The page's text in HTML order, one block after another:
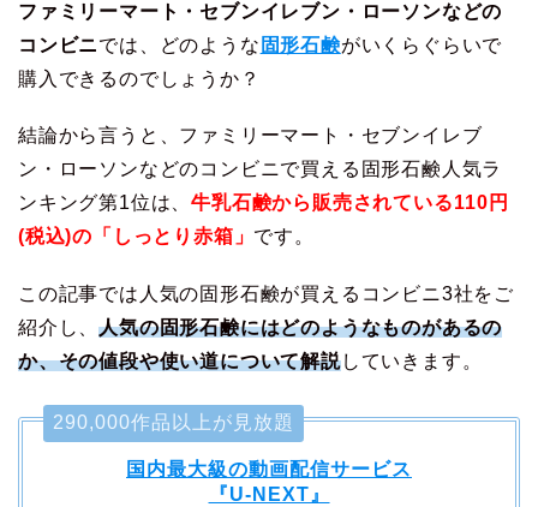
ファミリーマート・セブンイレブン・ローソンなどの
コンビニでは、どのような 固形石鹸がいくらぐらいで
購入できるのでしょうか？
結論から言うと、ファミリーマート・セブンイレブ
ン・ローソンなどのコンビニで買える固形石鹸人気ラ
ンキング第1位は、牛乳石鹸から販売されている110円
(税込)の「しっとり赤箱」 です。
この記事では人気の固形石鹸が買えるコンビニ3社をご
紹介し、人気の固形石鹸にはどのようなものがあるの
か、その値段や使い道について解説していきます。
290,000作品以上が見放題
国内最大級の動画配信サービス
『U-NEXT』